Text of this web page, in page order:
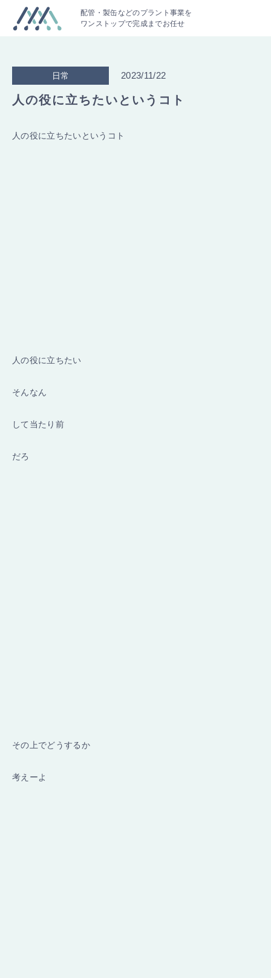
配管・製缶などのプラント事業を
ワンストップで完成までお任せ
日常 2023/11/22
人の役に立ちたいというコト
人の役に立ちたいというコト
人の役に立ちたい
そんなん
して当たり前
だろ
その上でどうするか
考えーよ